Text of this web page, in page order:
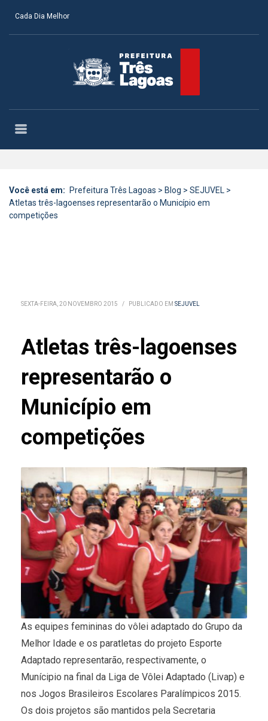
Cada Dia Melhor
Você está em: Prefeitura Três Lagoas > Blog > SEJUVEL >
Atletas três-lagoenses representarão o Município em
competições
SEXTA-FEIRA, 20 NOVEMBRO 2015 / PUBLICADO EM SEJUVEL
Atletas três-lagoenses
representarão o
Município em
competições
As equipes femininas do vôlei adaptado do Grupo da
Melhor Idade e os paratletas do projeto Esporte
Adaptado representarão, respectivamente, o
Munícipio na final da Liga de Vôlei Adaptado (Livap) e
nos Jogos Brasileiros Escolares Paralímpicos 2015.
Os dois projetos são mantidos pela Secretaria